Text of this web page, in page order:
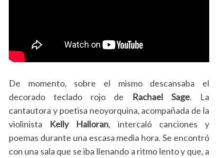
De momento, sobre el mismo descansaba el
decorado teclado rojo de
Rachael Sage. La
cantautora y poetisa neoyorquina, acompañada de la
violinista Kelly Halloran, intercaló canciones y
poemas durante una escasa media hora. Se encontró
con una sala que se iba llenando a ritmo lento y que, a